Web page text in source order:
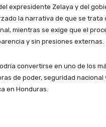
expresidente Zelaya y del
la narrativa de que se trata
mientras se exige que el
y sin presiones externas.
convertirse en uno de los
de poder, seguridad nacional
en Honduras.